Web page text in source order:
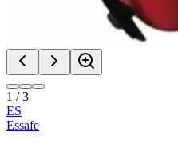
1 /3
ES
Essafe